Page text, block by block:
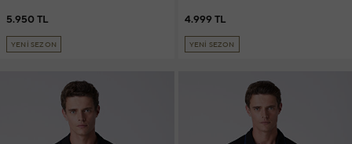
5.950 TL
YENİ SEZON
4.999 TL
YENİ SEZON